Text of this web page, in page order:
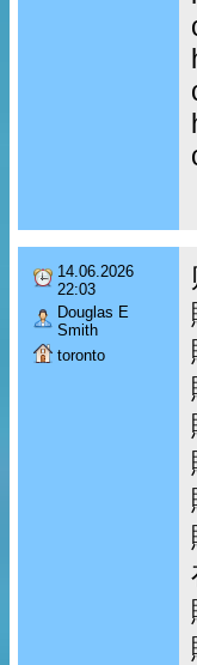
14.06.2026
22:03
Douglas E
Smith
toronto